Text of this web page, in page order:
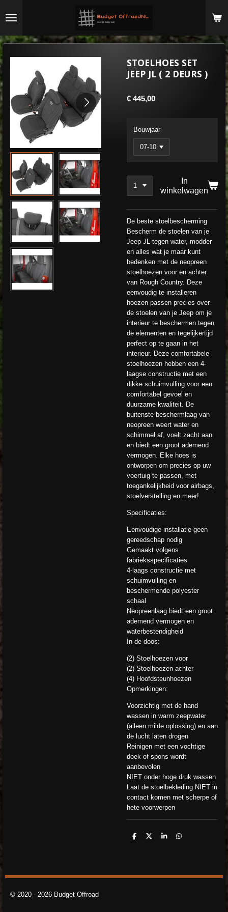
direct
de
STOELHOES SET
JEEP JL ( 2 DEURS )
€ 445,00
Bouwjaar
In
winkelwagen
De beste stoelbescherming
Bescherm de stoelen van je
Jeep JL tegen water, modder
en alles wat je maar kunt
bedenken met de neopreen
stoelhoezen voor en achter
van Rough Country. Deze
eenvoudig te installeren
hoezen passen precies over
de stoelen van je Jeep om je
interieur te beschermen tegen
de elementen en tegelijkertijd
perfect op te gaan in het
interieur. Deze comfortabele
stoelhoezen hebben een 4-
laagse constructie met een
dikke schuimvulling voor een
comfortabel gevoel en
duurzame kwaliteit. De
buitenste beschermlaag van
neopreen weert water en
schimmel af, voelt zacht aan
en biedt een groot ademend
vermogen. Elke hoes is
ontworpen om precies op uw
voertuig te passen, met
toegankelijkheid voor airbags,
stoelverstelling en meer!
Specificaties:
Eenvoudige installatie geen
gereedschap nodig
Gemaakt volgens
fabrieksspecificaties
4-laags constructie met
schuimvulling en
beschermende polyester
schaal
Neopreenlaag biedt een groot
ademend vermogen en
waterbestendigheid
In de doos:
(2) Stoelhoezen voor
(2) Stoelhoezen achter
(4) Hoofdsteunhoezen
Opmerkingen:
Voorzichtig met de hand
wassen in warm zeepwater
(alleen milde oplossing) en aan
de lucht laten drogen
Reinigen met een vochtige
doek of spons wordt
aanbevolen
NIET onder hoge druk wassen
Laat de stoelbekleding NIET in
contact komen met scherpe of
hete voorwerpen
D
D
S
D
© 2020 - 2026 Budget Offroad